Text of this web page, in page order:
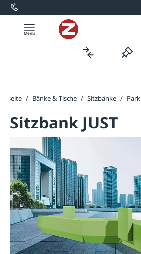
springen
/ Bänke & Tische / Sitzbänke /
Sitzbank JUST